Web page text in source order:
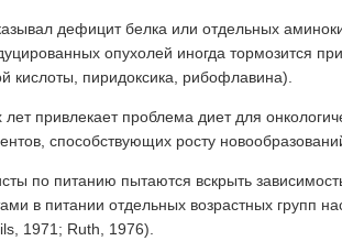
дефицит белка или отдельных
опухолей иногда тормозится
кислоты, пиридоксика, рибофлавина).
привлекает проблема диет для
способствующих росту
по питанию пытаются вскрыть
в питании отдельных возрастных групп
1971; Ruth, 1976).